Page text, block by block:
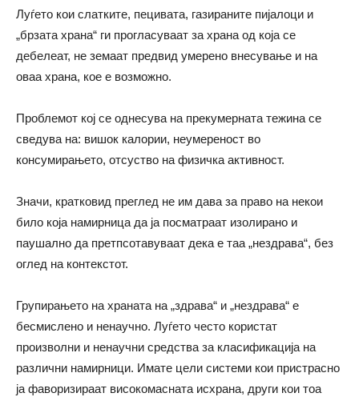
Луѓето кои слатките, пецивата, газираните пијалоци и
„брзата храна“ ги прогласуваат за храна од која се
дебелеат, не земаат предвид умерено внесување и на
оваа храна, кое е возможно.
Проблемот кој се однесува на прекумерната тежина се
сведува на: вишок калории, неумереност во
консумирањето, отсуство на физичка активност.
Значи, кратковид преглед не им дава за право на некои
било која намирница да ја посматраат изолирано и
паушално да претпсотавуваат дека е таа „нездрава“, без
оглед на контекстот.
Групирањето на храната на „здрава“ и „нездрава“ е
бесмислено и ненаучно. Луѓето често користат
произволни и ненаучни средства за класификација на
различни намирници. Имате цели системи кои пристрасно
ја фаворизираат високомасната исхрана, други кои тоа